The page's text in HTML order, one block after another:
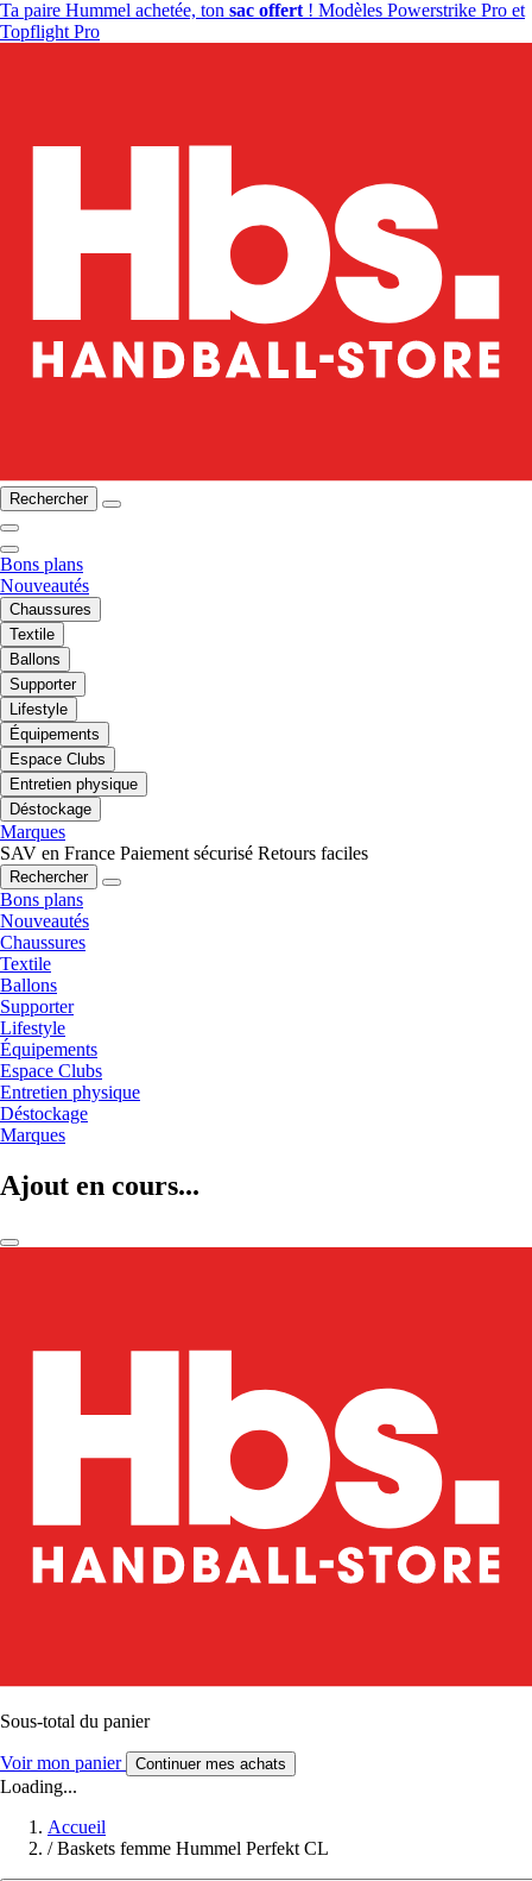
Ta paire Hummel achetée, ton sac offert ! Modèles Powerstrike Pro et
Topflight Pro
Rechercher
Bons plans
Nouveautés
Chaussures
Textile
Ballons
Supporter
Lifestyle
Équipements
Espace Clubs
Entretien physique
Déstockage
Marques
SAV en France Paiement sécurisé Retours faciles
Rechercher
Bons plans
Nouveautés
Chaussures
Textile
Ballons
Supporter
Lifestyle
Équipements
Espace Clubs
Entretien physique
Déstockage
Marques
Ajout en cours...
Sous-total du panier
Voir mon panier Continuer mes achats
Loading...
Accueil
/ Baskets femme Hummel Perfekt CL